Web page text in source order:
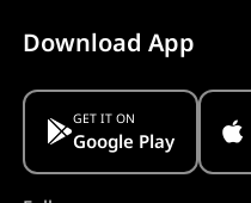
Download App
GET IT ON
Google Play